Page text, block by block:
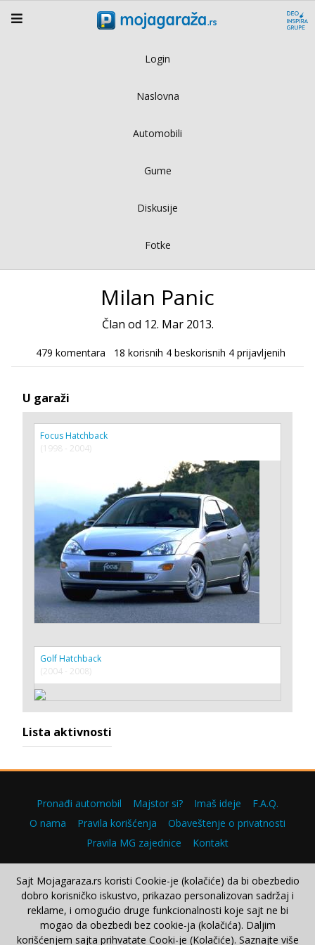
Login
Naslovna
Automobili
Gume
Diskusije
Fotke
Milan Panic
Član od 12. Mar 2013.
479 komentara 18 korisnih 4 beskorisnih 4 prijavljenih
U garaži
Focus Hatchback
(1998 - 2004)
Golf Hatchback
(2004 - 2008)
Lista aktivnosti
Pronađi automobil Majstor si? Imaš ideje
F.A.Q.
O nama
Pravila korišćenja
Obaveštenje o privatnosti
Pravila MG zajednice
Kontakt
Copyright © 2000–2026.
Sajt Mojagaraza.rs koristi Cookie-je (kolačiće) da bi obezbedio
dobro korisničko iskustvo, prikazao personalizovan sadržaj i
reklame, i omogućio druge funkcionalnosti koje sajt ne bi
mogao da obezbedi bez cookie-ja (kolačića). Daljim
korišćenjem sajta prihvatate Cooki-je (Kolačiće). Saznajte više